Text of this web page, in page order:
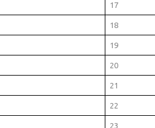
17
18
19
20
21
22
23